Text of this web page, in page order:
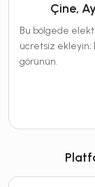
Çine,
Bu bölgede
ücretsiz ekleyin;
görünün.